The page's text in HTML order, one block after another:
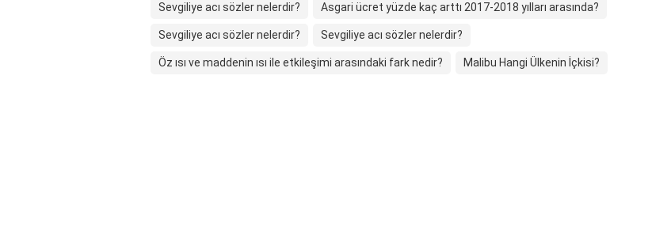
Sevgiliye acı sözler nelerdir? Asgari ücret yüzde kaç arttı 2017-2018 yılları arasında?
Sevgiliye acı sözler nelerdir? Sevgiliye acı sözler nelerdir?
Öz ısı ve maddenin ısı ile etkileşimi arasındaki fark nedir? Malibu Hangi Ülkenin İçkisi?